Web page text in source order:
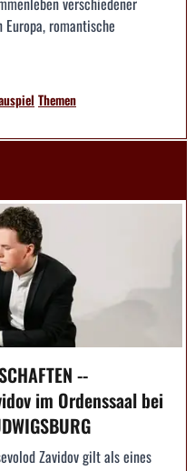
romantische
Themen
--
im Ordenssaal bei
Zavidov gilt als eines